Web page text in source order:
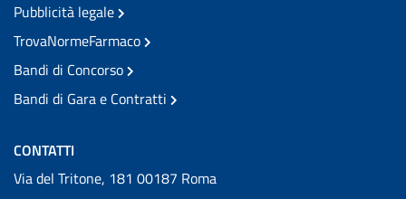
Pubblicità legale
TrovaNormeFarmaco
Bandi di Concorso
Bandi di Gara e Contratti
CONTATTI
Via del Tritone, 181 00187 Roma